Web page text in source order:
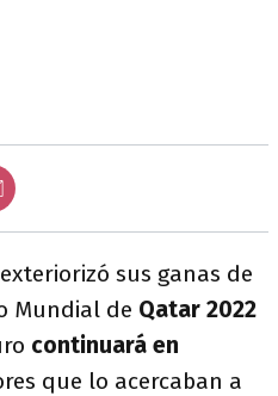
exteriorizó sus ganas de
Mundial de Qatar 2022
continuará en
que lo acercaban a